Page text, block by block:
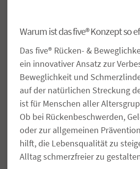
Warum ist das five® Konzept so
Das five® Rücken- &
ein innovativer Ansatz zur
Beweglichkeit und
auf der natürlichen Streckung
ist für Menschen aller
Ob bei Rückenbeschwerden,
oder zur allgemeinen
hilft, die Lebensqualität zu
Alltag schmerzfreier zu